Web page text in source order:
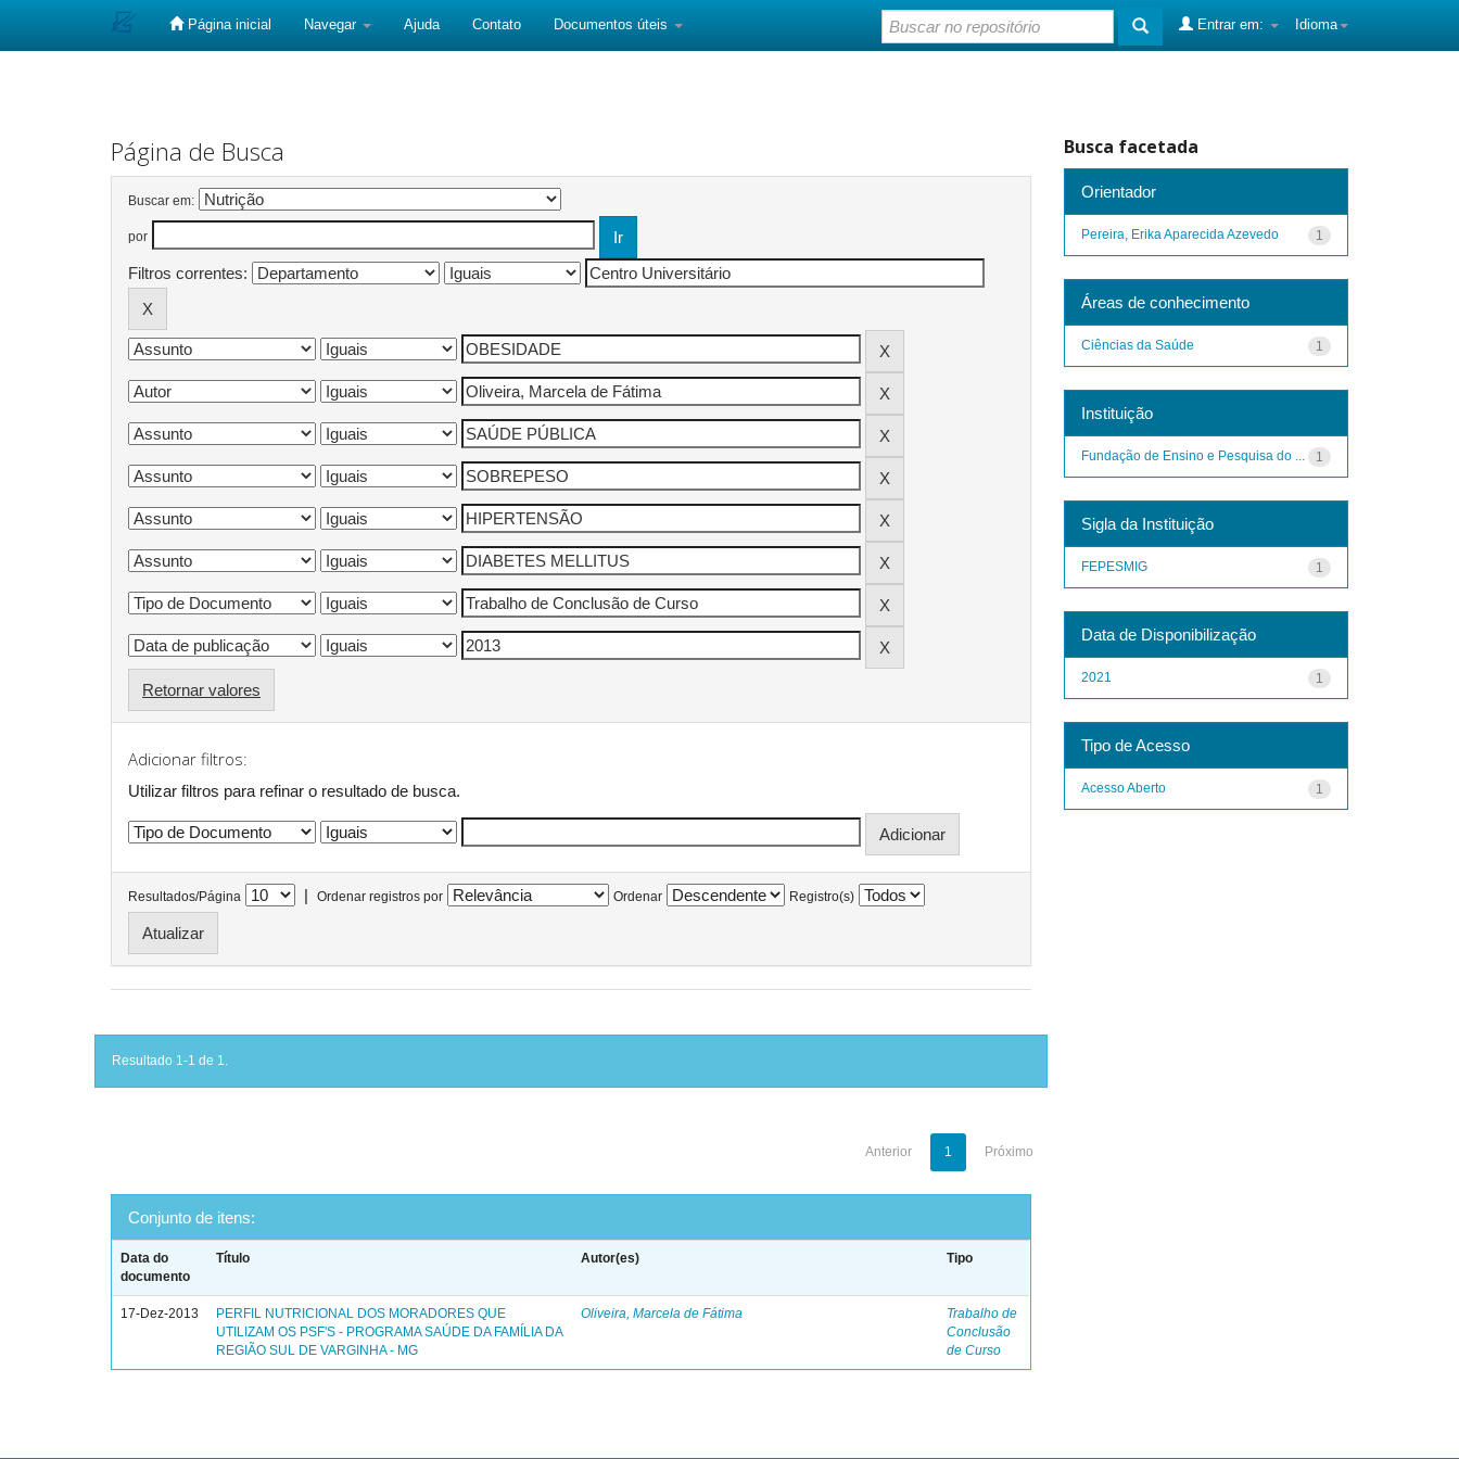
Página inicial Navegar Ajuda Contato Documentos úteis Idioma
Entrar em:
Página de Busca
Buscar em:
por
Filtros correntes:
Retornar valores
Adicionar filtros:
Utilizar filtros para refinar o resultado de busca.
Resultados/Página | Ordenar registros por Ordenar Registro(s)
Resultado 1-1 de 1.
Anterior 1 Próximo
Conjunto de itens:
Data do
documento
Título Autor(es) Tipo
17-Dez-2013
PERFIL NUTRICIONAL DOS MORADORES QUE
UTILIZAM OS PSF'S - PROGRAMA SAÚDE DA FAMÍLIA DA
REGIÃO SUL DE VARGINHA - MG
Oliveira, Marcela de Fátima
Trabalho de
Conclusão
de Curso
Busca facetada
Orientador
1
Pereira, Erika Aparecida Azevedo
Áreas de conhecimento
1
Ciências da Saúde
Instituição
1
Fundação de Ensino e Pesquisa do ...
Sigla da Instituição
1
FEPESMIG
Data de Disponibilização
1
2021
Tipo de Acesso
1
Acesso Aberto